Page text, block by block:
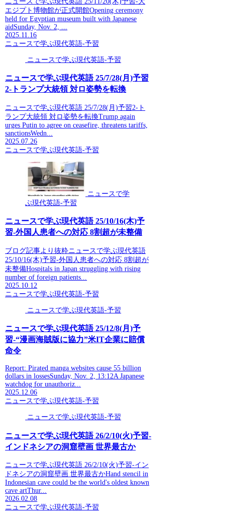
エジプト博物館が正式開館Opening ceremony
held for Egyptian museum built with Japanese
aidSunday, Nov. 2, ...
2025.11.16
ニュースで学ぶ現代英語-予習
ニュースで学ぶ現代英語-予習
ニュースで学ぶ現代英語 25/7/28(月)予習
2-トランプ大統領 対ロ姿勢を転換
ニュースで学ぶ現代英語 25/7/28(月)予習2-ト
ランプ大統領 対ロ姿勢を転換Trump again
urges Putin to agree on ceasefire, threatens tariffs,
sanctionsWedn...
2025.07.26
ニュースで学ぶ現代英語-予習
ニュースで学
ぶ現代英語-予習
ニュースで学ぶ現代英語 25/10/16(木)予
習-外国人患者への対応 8割超が未整備
ブログ記事より抜粋ニュースで学ぶ現代英語
25/10/16(木)予習-外国人患者への対応 8割超が
未整備Hospitals in Japan struggling with rising
number of foreign patients...
2025.10.12
ニュースで学ぶ現代英語-予習
ニュースで学ぶ現代英語-予習
ニュースで学ぶ現代英語 25/12/8(月)予
習-“漫画海賊版に協力”米IT企業に賠償
命令
Report: Pirated manga websites cause 55 billion
dollars in lossesSunday, Nov. 2, 13:12A Japanese
watchdog for unauthoriz...
2025.12.06
ニュースで学ぶ現代英語-予習
ニュースで学ぶ現代英語-予習
ニュースで学ぶ現代英語 26/2/10(火)予習-
インドネシアの洞窟壁画 世界最古か
ニュースで学ぶ現代英語 26/2/10(火)予習-イン
ドネシアの洞窟壁画 世界最古かHand stencil in
Indonesian cave could be the world's oldest known
cave artThur...
2026.02.08
ニュースで学ぶ現代英語-予習